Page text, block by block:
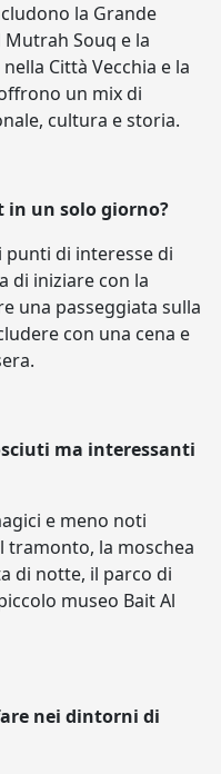
la Grande
Souq e la
Città Vecchia e la
un mix di
cultura e storia.
in un solo giorno?
punti di interesse di
di iniziare con la
una passeggiata sulla
con una cena e
ma interessanti
e meno noti
tramonto, la moschea
di notte, il parco di
museo Bait Al
nei dintorni di